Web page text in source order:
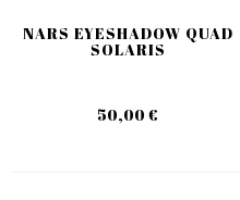
NARS EYESHADOW QUAD
SOLARIS
50,00 €